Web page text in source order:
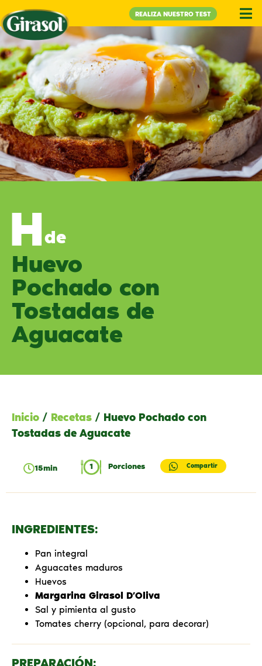
REALIZA NUESTRO TEST
Hde
Huevo
Pochado con
Tostadas de
Aguacate
Inicio / Recetas / Huevo Pochado con
Tostadas de Aguacate
15min 1 Porciones Compartir
INGREDIENTES:
Pan integral
Aguacates maduros
Huevos
Margarina Girasol D’Oliva
Sal y pimienta al gusto
Tomates cherry (opcional, para decorar)
PREPARACIÓN: